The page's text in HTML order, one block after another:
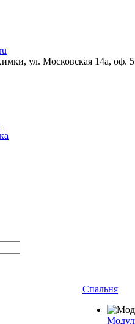
ул. Московская 14а, оф.
Спальня